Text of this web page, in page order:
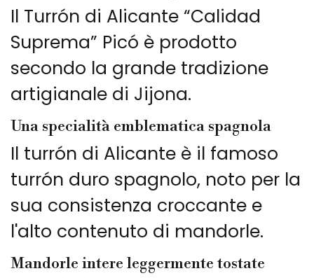
Il Turrón di Alicante “Calidad
Suprema” Picó è prodotto
secondo la grande tradizione
artigianale di Jijona.
Una specialità emblematica spagnola
Il turrón di Alicante è il famoso
turrón duro spagnolo, noto per la
sua consistenza croccante e
l'alto contenuto di mandorle.
Mandorle intere leggermente tostate